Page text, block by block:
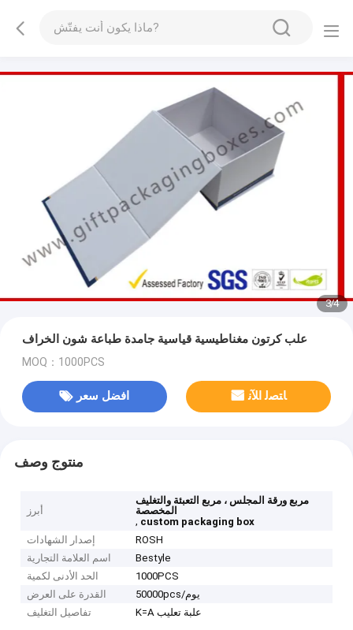
3/4
علب كرتون مغناطيسية قياسية جامدة طباعة شون الخراف
MOQ：1000PCS
افضل سعر ﺎﺘﺼﻟ ﺍﻶﻧ
منتوج وصف
أبرز
مربع ورقة المجلس ، مربع التعبئة والتغليف
المخصصة
, custom packaging box
إصدار الشهادات
ROSH
اسم العلامة التجارية
Bestyle
الحد الأدنى لكمية
1000PCS
القدرة على العرض
50000pcs/يوم
تفاصيل التغليف
K=A علبة تعليب